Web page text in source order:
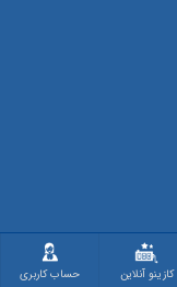
کازینو آنلاین حساب کاربری